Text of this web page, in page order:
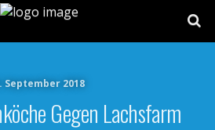
September 2018
Gegen Lachsfarm